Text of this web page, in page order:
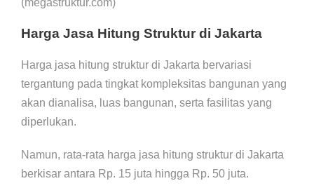
Harga Jasa Hitung Struktur di Jakarta
Harga jasa hitung struktur di Jakarta bervariasi
tergantung pada tingkat kompleksitas bangunan yang
akan dianalisa, luas bangunan, serta fasilitas yang
diperlukan.
Namun, rata-rata harga jasa hitung struktur di Jakarta
berkisar antara Rp. 15 juta hingga Rp. 50 juta.